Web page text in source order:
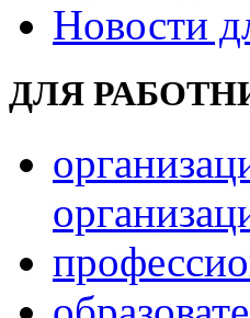
Новости
ДЛЯ